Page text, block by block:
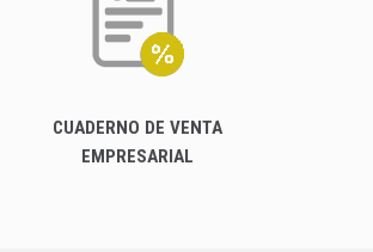
CUADERNO DE VENTA
EMPRESARIAL